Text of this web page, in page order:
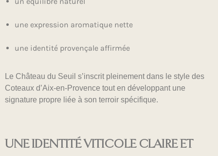
une expression aromatique nette
une identité provençale affirmée
Le Château du Seuil s’inscrit pleinement dans le style des
Coteaux d’Aix-en-Provence tout en développant une
signature propre liée à son terroir spécifique.
UNE IDENTITÉ VITICOLE CLAIRE ET